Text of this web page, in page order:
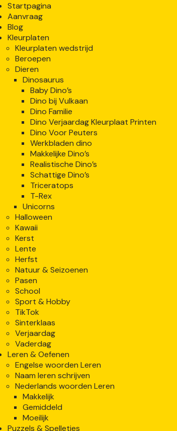
Startpagina
Aanvraag
Blog
Kleurplaten
Kleurplaten wedstrijd
Beroepen
Dieren
Dinosaurus
Baby Dino’s
Dino bij Vulkaan
Dino Familie
Dino Verjaardag Kleurplaat Printen
Dino Voor Peuters
Werkbladen dino
Makkelijke Dino’s
Realistische Dino’s
Schattige Dino’s
Triceratops
T-Rex
Unicorns
Halloween
Kawaii
Kerst
Lente
Herfst
Natuur & Seizoenen
Pasen
School
Sport & Hobby
TikTok
Sinterklaas
Verjaardag
Vaderdag
Leren & Oefenen
Engelse woorden Leren
Naam leren schrijven
Nederlands woorden Leren
Makkelijk
Gemiddeld
Moeilijk
Puzzels & Spelletjes